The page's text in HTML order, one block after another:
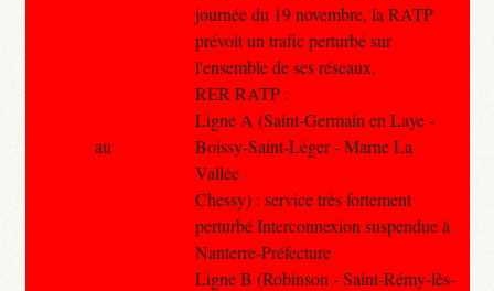
journée du 19 novembre, la RATP
prévoit un trafic perturbé sur
l'ensemble de ses réseaux.
RER RATP :
Ligne A (Saint-Germain en Laye -
Boissy-Saint-Léger - Marne La
Vallée
Chessy) : service très fortement
perturbé Interconnexion suspendue à
Nanterre-Préfecture
Ligne B (Robinson - Saint-Rémy-lès-
au